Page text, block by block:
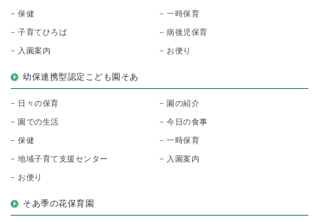
保健 一時保育
子育てひろば 病後児保育
入園案内 お便り
幼保連携型認定こども園そあ
日々の保育 園の紹介
園での生活 今日の食事
保健 一時保育
地域子育て支援センター 入園案内
お便り
そあ季の花保育園